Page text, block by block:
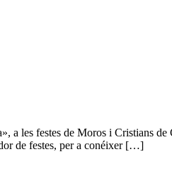
a les festes de Moros i Cristians
de festes, per a conéixer […]